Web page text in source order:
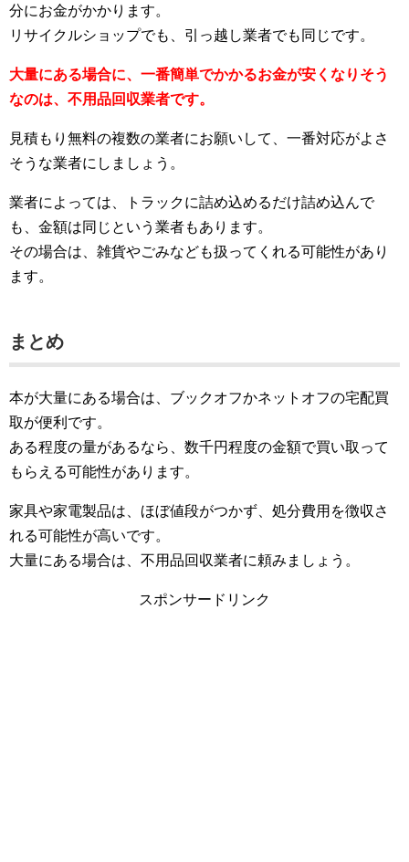
分にお金がかかります。
リサイクルショップでも、引っ越し業者でも同じです。
大量にある場合に、一番簡単でかかるお金が安くなりそう
なのは、不用品回収業者です。
見積もり無料の複数の業者にお願いして、一番対応がよさ
そうな業者にしましょう。
業者によっては、トラックに詰め込めるだけ詰め込んで
も、金額は同じという業者もあります。
その場合は、雑貨やごみなども扱ってくれる可能性があり
ます。
まとめ
本が大量にある場合は、ブックオフかネットオフの宅配買
取が便利です。
ある程度の量があるなら、数千円程度の金額で買い取って
もらえる可能性があります。
家具や家電製品は、ほぼ値段がつかず、処分費用を徴収さ
れる可能性が高いです。
大量にある場合は、不用品回収業者に頼みましょう。
スポンサードリンク